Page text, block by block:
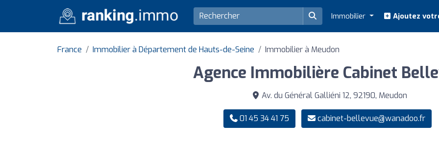
Immobilier Ajoutez
France Immobilier à Département de Hauts-de-Seine Immobilier à Meudon
Agence Immobilière Cabinet
Av. du Général Galliéni 12, 92190, Meudon
01 45 34 41 75 cabinet-bellevue@wanadoo.fr